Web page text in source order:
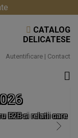
CATALOG
DELICATESE
Autentificare | Contact
B2B si relatii care